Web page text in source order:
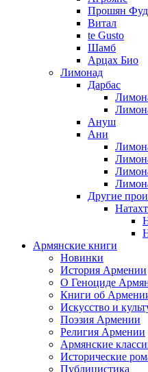
Прошян Фуд
Витал
te Gusto
Шамб
Арцах Био
Лимонад
Дарбас
Ануш
Ани
Другие
Армянские книги
Новинки
История Армении
О Геноциде
Книги об
Иcкусство и
Поэзия Армении
Религия Армении
Армянские
Исторические
Публицистика